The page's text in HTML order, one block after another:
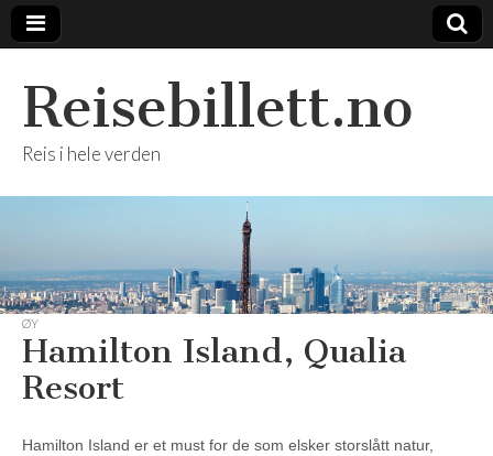
Reisebillett.no
Reis i hele verden
ØY
Hamilton Island, Qualia
Resort
Hamilton Island er et must for de som elsker storslått natur,